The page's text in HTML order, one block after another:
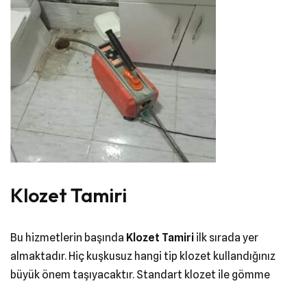
Klozet Tamiri
Bu hizmetlerin başında Klozet Tamiri ilk sırada yer
almaktadır. Hiç kuşkusuz hangi tip klozet kullandığınız
büyük önem taşıyacaktır. Standart klozet ile gömme